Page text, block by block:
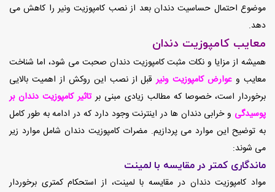
موضوع احتمال حساسیت دندان بعد از نصب کامپوزیت ونیر را کاهش می
دهد.
معایب کامپوزیت دندان
همیشه از مزایا و نکات مثبت کامپوزیت دندان صحبت می شود، اما شناخت
معایب و عوارض کامپوزیت ونیرقبل از نصب این روکش از اهمیت بالایی
برخوردار است، خصوصا که مطالب زیادی مبنی برتاثیر کامپوزیت دندان بر
پوسیدگی و خرابی دندان ها در اینترنت وجود دارد که در ادامه به طور کامل
به توضیح این موارد می پردازیم. مضرات کامپوزیت دندان شامل موارد زیر
می شوند:
ماندگاری کمتر در مقایسه با لمینت
مواد کامپوزیت دندان در مقایسه با لمینت، از استحکام کمتری برخوردار